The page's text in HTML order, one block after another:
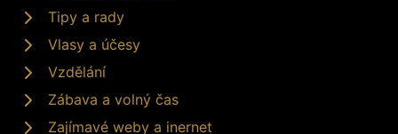
Tipy a rady
Vlasy a účesy
Vzdělání
Zábava a volný čas
Zajímavé weby a inernet